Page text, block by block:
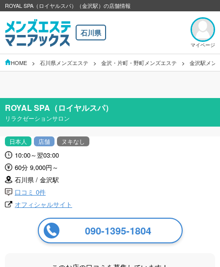
ROYAL SPA（ロイヤルスパ）（金沢駅）の店舗情報
石川県
マイページ
HOME 石川県メンズエステ 金沢・片町・野町メンズエステ 金沢駅メン
ROYAL SPA（ロイヤルスパ）
リラクゼーションサロン
日本人 店舗 ヌキなし
10:00～翌03:00
60分 9,000円～
石川県 / 金沢駅
口コミ 0件
オフィシャルサイト
090-1395-1804